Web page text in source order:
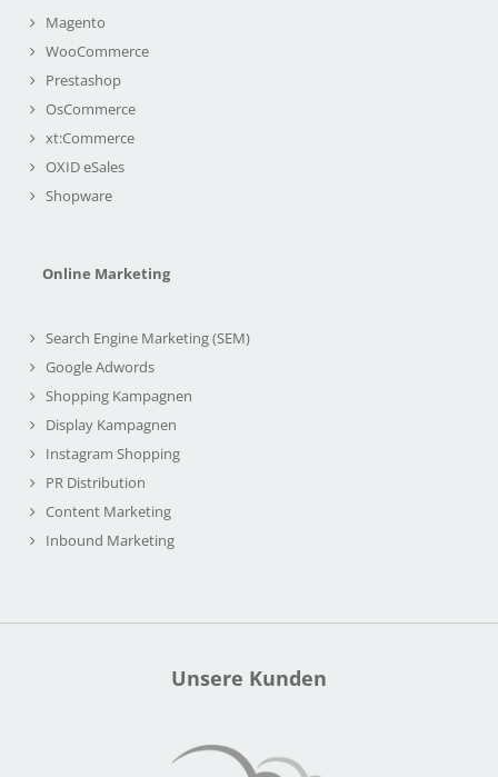
Magento
WooCommerce
Prestashop
OsCommerce
xt:Commerce
OXID eSales
Shopware
Online Marketing
Search Engine Marketing (SEM)
Google Adwords
Shopping Kampagnen
Display Kampagnen
Instagram Shopping
PR Distribution
Content Marketing
Inbound Marketing
Unsere Kunden